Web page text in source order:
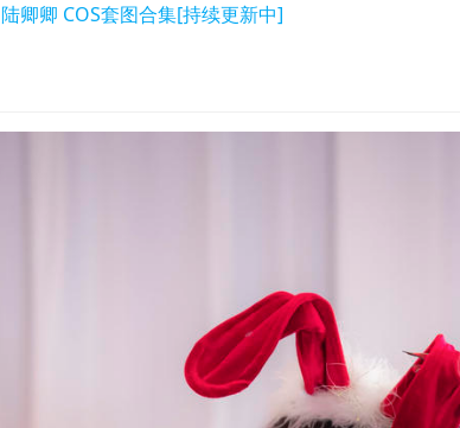
陆卿卿 COS套图合集[持续更新中]